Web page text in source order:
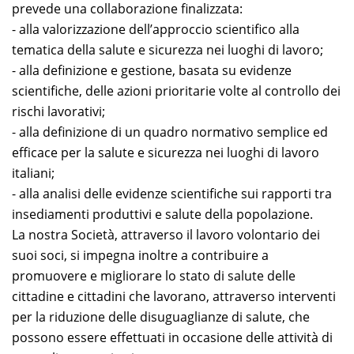
prevede una collaborazione finalizzata:
- alla valorizzazione dell’approccio scientifico alla
tematica della salute e sicurezza nei luoghi di lavoro;
- alla definizione e gestione, basata su evidenze
scientifiche, delle azioni prioritarie volte al controllo dei
rischi lavorativi;
- alla definizione di un quadro normativo semplice ed
efficace per la salute e sicurezza nei luoghi di lavoro
italiani;
- alla analisi delle evidenze scientifiche sui rapporti tra
insediamenti produttivi e salute della popolazione.
La nostra Società, attraverso il lavoro volontario dei
suoi soci, si impegna inoltre a contribuire a
promuovere e migliorare lo stato di salute delle
cittadine e cittadini che lavorano, attraverso interventi
per la riduzione delle disuguaglianze di salute, che
possono essere effettuati in occasione delle attività di